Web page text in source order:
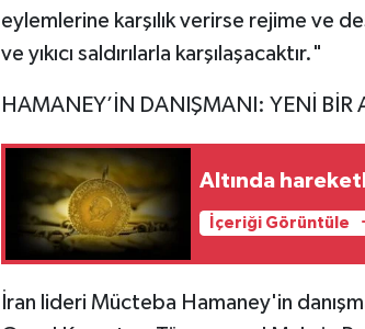
eylemlerine karşılık verirse rejime ve
ve yıkıcı saldırılarla karşılaşacaktır."
HAMANEY’İN DANIŞMANI: YENİ BİR
Altında
İçeriği Görüntüle
İran lideri Mücteba Hamaney'in